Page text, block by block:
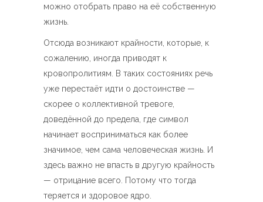
можно отобрать право на её собственную
жизнь.
Отсюда возникают крайности, которые, к
сожалению, иногда приводят к
кровопролитиям. В таких состояниях речь
уже перестаёт идти о достоинстве —
скорее о коллективной тревоге,
доведённой до предела, где символ
начинает восприниматься как более
значимое, чем сама человеческая жизнь. И
здесь важно не впасть в другую крайность
— отрицание всего. Потому что тогда
теряется и здоровое ядро.